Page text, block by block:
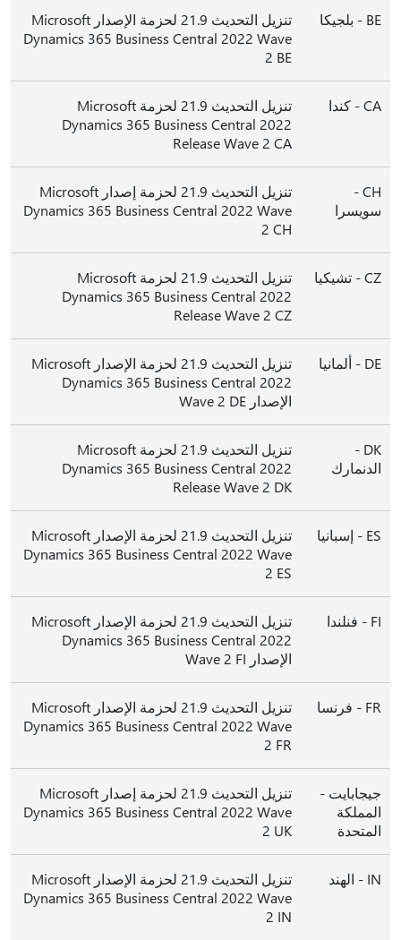
BE - بلجيكا
تنزيل التحديث 21.9 لحزمة الإصدار Microsoft
Dynamics 365 Business Central 2022 Wave
2 BE
CA - كندا
تنزيل التحديث 21.9 لحزمة Microsoft
Dynamics 365 Business Central 2022
Release Wave 2 CA
CH -
سويسرا
تنزيل التحديث 21.9 لحزمة إصدار Microsoft
Dynamics 365 Business Central 2022 Wave
2 CH
CZ - تشيكيا
تنزيل التحديث 21.9 لحزمة Microsoft
Dynamics 365 Business Central 2022
Release Wave 2 CZ
DE - ألمانيا
تنزيل التحديث 21.9 لحزمة الإصدار Microsoft
Dynamics 365 Business Central 2022
الإصدار Wave 2 DE
DK -
الدنمارك
تنزيل التحديث 21.9 لحزمة Microsoft
Dynamics 365 Business Central 2022
Release Wave 2 DK
ES - إسبانيا
تنزيل التحديث 21.9 لحزمة الإصدار Microsoft
Dynamics 365 Business Central 2022 Wave
2 ES
FI - فنلندا
تنزيل التحديث 21.9 لحزمة الإصدار Microsoft
Dynamics 365 Business Central 2022
الإصدار Wave 2 FI
FR - فرنسا
تنزيل التحديث 21.9 لحزمة الإصدار Microsoft
Dynamics 365 Business Central 2022 Wave
2 FR
جيجابايت -
المملكة
المتحدة
تنزيل التحديث 21.9 لحزمة إصدار Microsoft
Dynamics 365 Business Central 2022 Wave
2 UK
IN - الهند
تنزيل التحديث 21.9 لحزمة الإصدار Microsoft
Dynamics 365 Business Central 2022 Wave
2 IN